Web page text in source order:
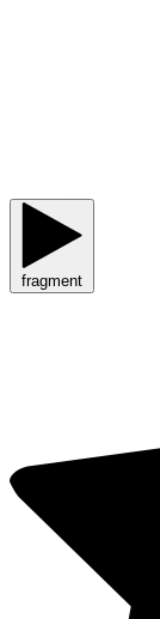
fragment